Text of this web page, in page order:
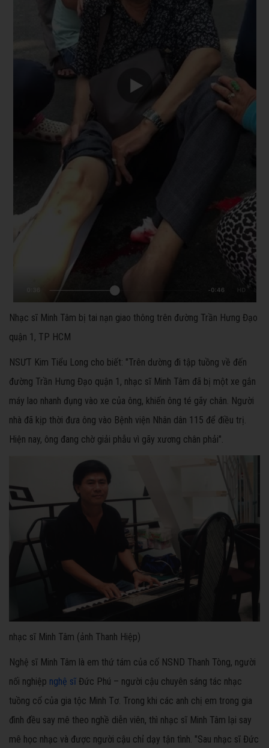
Nhạc sĩ Minh Tâm bị tai nạn giao thông trên đường Trần Hưng Đạo
quận 1, TP HCM
NSƯT Kim Tiểu Long cho biết: "Trên dường đi tập tuồng về đến
đường Trần Hưng Đạo quận 1, nhạc sĩ Minh Tâm đã bị một xe gắn
máy lao nhanh đụng vào xe của ông, khiến ông té gãy chân. Người
nhà đã kịp thời đưa ông vào Bệnh viện Nhân dân 115 để điều trị.
Hiện nay, ông đang chờ giải phẫu vì gãy xương chân phải".
nhạc sĩ Minh Tâm (ảnh Thanh Hiệp)
Nghệ sĩ Minh Tâm là em thứ tám của cố NSND Thanh Tòng, người
nối nghiệp nghệ sĩ Đức Phú – người cậu chuyên sáng tác nhạc
tuồng cổ của gia tộc Minh Tơ. Trong khi các anh chị em trong gia
đình đều say mê theo nghề diễn viên, thì nhạc sĩ Minh Tâm lại say
mê học nhạc và được người cậu chỉ dạy tận tình. "Sau nhạc sĩ Đức